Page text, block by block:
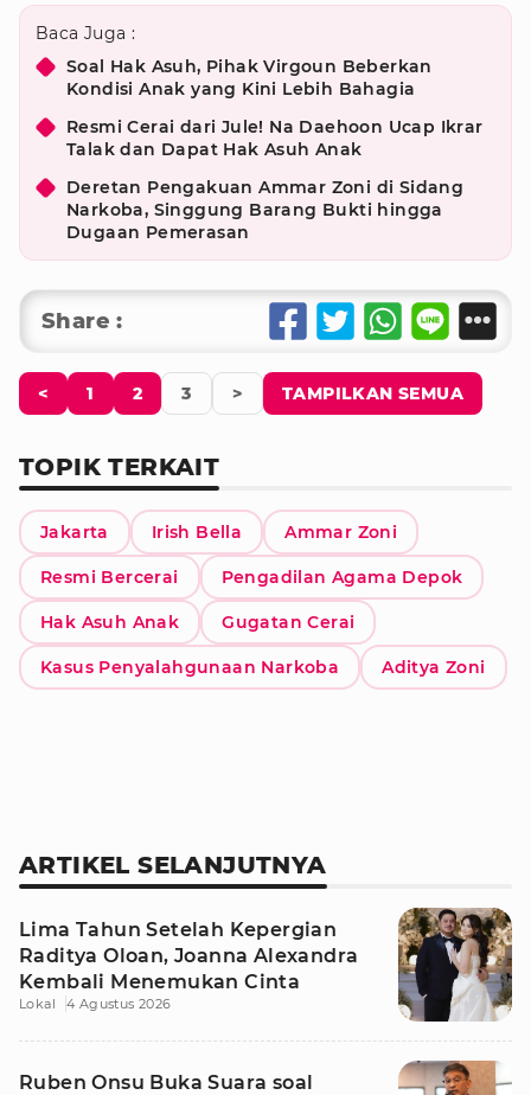
Baca Juga :
Soal Hak Asuh, Pihak Virgoun Beberkan
Kondisi Anak yang Kini Lebih Bahagia
Resmi Cerai dari Jule! Na Daehoon Ucap Ikrar
Talak dan Dapat Hak Asuh Anak
Deretan Pengakuan Ammar Zoni di Sidang
Narkoba, Singgung Barang Bukti hingga
Dugaan Pemerasan
Share :
< 1 2 3 > TAMPILKAN SEMUA
TOPIK TERKAIT
Jakarta Irish Bella Ammar Zoni
Resmi Bercerai Pengadilan Agama Depok
Hak Asuh Anak Gugatan Cerai
Kasus Penyalahgunaan Narkoba Aditya Zoni
ARTIKEL SELANJUTNYA
Lima Tahun Setelah Kepergian
Raditya Oloan, Joanna Alexandra
Kembali Menemukan Cinta
Lokal 4 Agustus 2026
Ruben Onsu Buka Suara soal